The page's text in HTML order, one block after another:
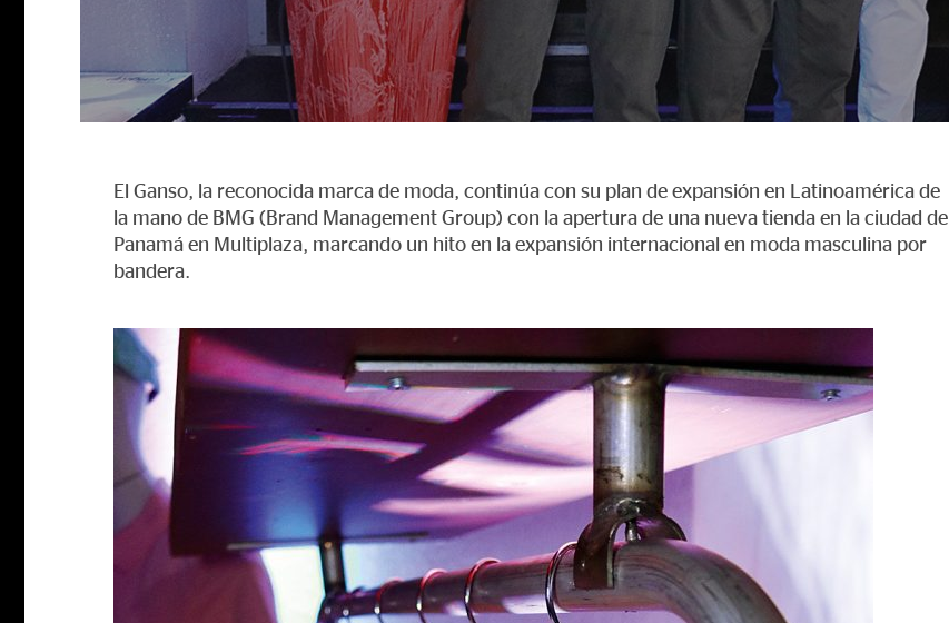
El Ganso, la reconocida marca de moda, continúa con su plan de expansión en Latinoamérica de
la mano de BMG (Brand Management Group) con la apertura de una nueva tienda en la ciudad de
Panamá en Multiplaza, marcando un hito en la expansión internacional en moda masculina por
bandera.